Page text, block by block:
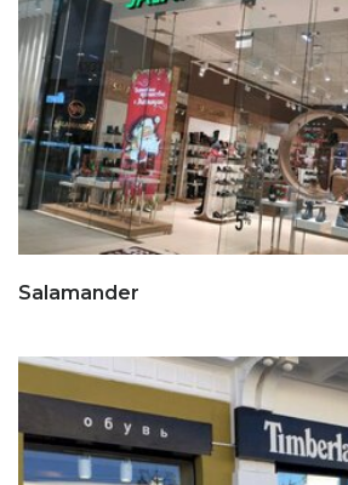
Salamander